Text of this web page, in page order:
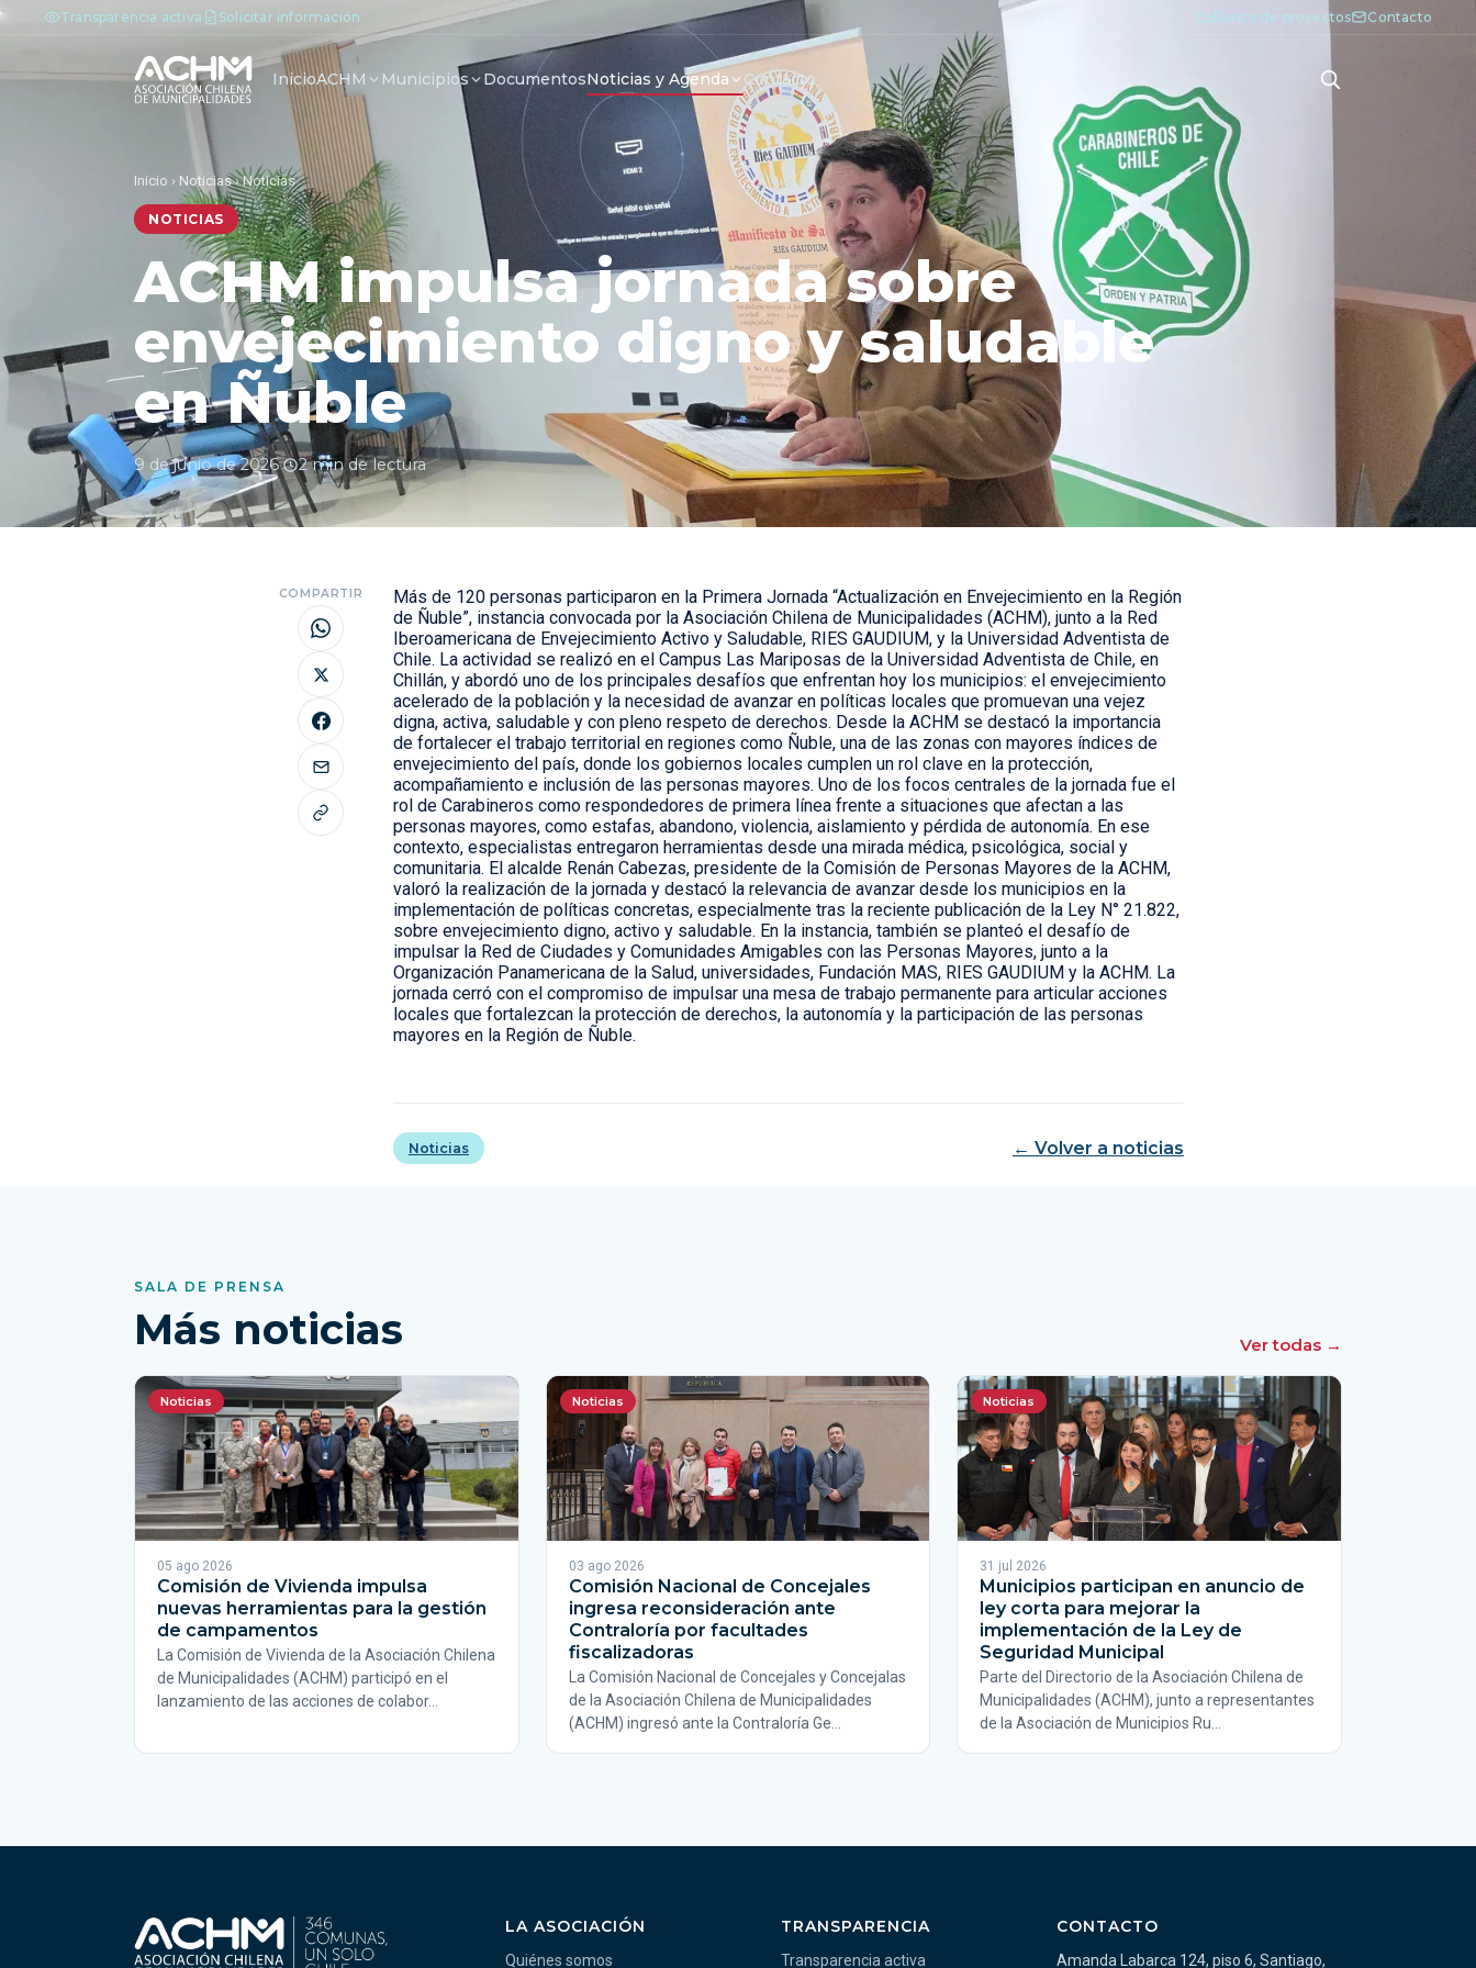
Transparencia activa Solicitar información Banco de proyectos Contacto
InicioACHM Municipios DocumentosNoticias y Agenda Contacto
Inicio › Noticias›Noticias
NOTICIAS
ACHM impulsa jornada sobre
envejecimiento digno y saludable
en Ñuble
9 de junio de 2026· 2 min de lectura
COMPARTIR
Más de 120 personas participaron en la Primera Jornada “Actualización en Envejecimiento en la Región
de Ñuble”, instancia convocada por la Asociación Chilena de Municipalidades (ACHM), junto a la Red
Iberoamericana de Envejecimiento Activo y Saludable, RIES GAUDIUM, y la Universidad Adventista de
Chile. La actividad se realizó en el Campus Las Mariposas de la Universidad Adventista de Chile, en
Chillán, y abordó uno de los principales desafíos que enfrentan hoy los municipios: el envejecimiento
acelerado de la población y la necesidad de avanzar en políticas locales que promuevan una vejez
digna, activa, saludable y con pleno respeto de derechos. Desde la ACHM se destacó la importancia
de fortalecer el trabajo territorial en regiones como Ñuble, una de las zonas con mayores índices de
envejecimiento del país, donde los gobiernos locales cumplen un rol clave en la protección,
acompañamiento e inclusión de las personas mayores. Uno de los focos centrales de la jornada fue el
rol de Carabineros como respondedores de primera línea frente a situaciones que afectan a las
personas mayores, como estafas, abandono, violencia, aislamiento y pérdida de autonomía. En ese
contexto, especialistas entregaron herramientas desde una mirada médica, psicológica, social y
comunitaria. El alcalde Renán Cabezas, presidente de la Comisión de Personas Mayores de la ACHM,
valoró la realización de la jornada y destacó la relevancia de avanzar desde los municipios en la
implementación de políticas concretas, especialmente tras la reciente publicación de la Ley N° 21.822,
sobre envejecimiento digno, activo y saludable. En la instancia, también se planteó el desafío de
impulsar la Red de Ciudades y Comunidades Amigables con las Personas Mayores, junto a la
Organización Panamericana de la Salud, universidades, Fundación MAS, RIES GAUDIUM y la ACHM. La
jornada cerró con el compromiso de impulsar una mesa de trabajo permanente para articular acciones
locales que fortalezcan la protección de derechos, la autonomía y la participación de las personas
mayores en la Región de Ñuble.
Noticias ← Volver a noticias
SALA DE PRENSA
Más noticias Ver todas →
Noticias
05 ago 2026
Comisión de Vivienda impulsa
nuevas herramientas para la gestión
de campamentos
La Comisión de Vivienda de la Asociación Chilena
de Municipalidades (ACHM) participó en el
lanzamiento de las acciones de colabor…
Noticias
03 ago 2026
Comisión Nacional de Concejales
ingresa reconsideración ante
Contraloría por facultades
fiscalizadoras
La Comisión Nacional de Concejales y Concejalas
de la Asociación Chilena de Municipalidades
(ACHM) ingresó ante la Contraloría Ge…
Noticias
31 jul 2026
Municipios participan en anuncio de
ley corta para mejorar la
implementación de la Ley de
Seguridad Municipal
Parte del Directorio de la Asociación Chilena de
Municipalidades (ACHM), junto a representantes
de la Asociación de Municipios Ru…
LA ASOCIACIÓN
Quiénes somos
TRANSPARENCIA
Transparencia activa
CONTACTO
Amanda Labarca 124, piso 6, Santiago,